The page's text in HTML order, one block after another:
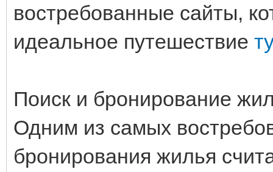
востребованные сайты,
идеальное путешествие
Поиск и бронирование
Одним из самых
бронирования жилья